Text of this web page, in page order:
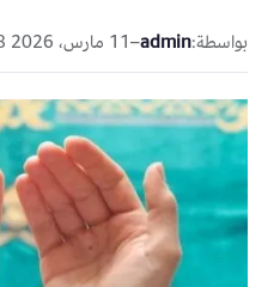
بواسطة:admin
–11 مارس، 2026 9:38 صباحًا